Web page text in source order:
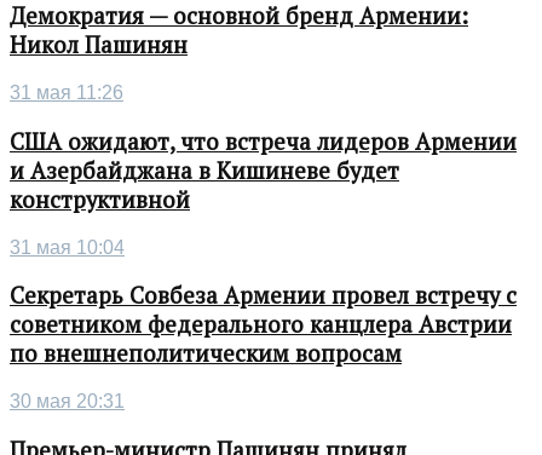
Демократия — основной бренд Армении:
Никол Пашинян
31 мая 11:26
США ожидают, что встреча лидеров Армении
и Азербайджана в Кишиневе будет
конструктивной
31 мая 10:04
Секретарь Совбеза Армении провел встречу с
советником федерального канцлера Австрии
по внешнеполитическим вопросам
30 мая 20:31